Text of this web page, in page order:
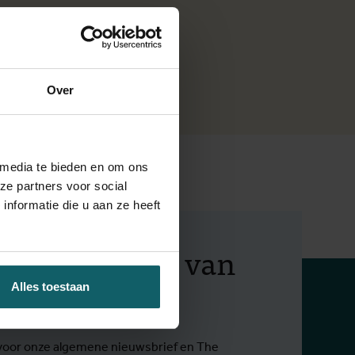
Over
te bieden en om ons
partners voor social
die u aan ze heeft
Alles toestaan
de hoogte van
activiteiten
onze algemene nieuwsbrief en The